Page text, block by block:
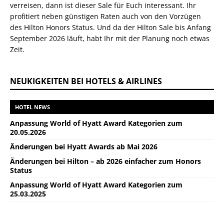
verreisen, dann ist dieser Sale für Euch interessant. Ihr
profitiert neben günstigen Raten auch von den Vorzügen
des Hilton Honors Status. Und da der Hilton Sale bis Anfang
September 2026 läuft, habt Ihr mit der Planung noch etwas
Zeit.
NEUKIGKEITEN BEI HOTELS & AIRLINES
HOTEL NEWS
Anpassung World of Hyatt Award Kategorien zum
20.05.2026
Änderungen bei Hyatt Awards ab Mai 2026
Änderungen bei Hilton – ab 2026 einfacher zum Honors
Status
Anpassung World of Hyatt Award Kategorien zum
25.03.2025